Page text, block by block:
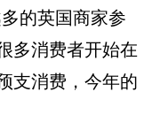
的英国商家参
多消费者开始在
支消费，今年的